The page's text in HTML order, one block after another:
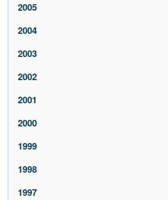
2005
2004
2003
2002
2001
2000
1999
1998
1997